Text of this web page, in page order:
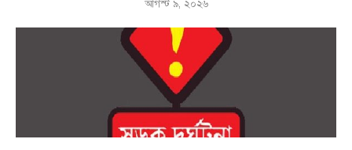
আগস্ট ৯, ২০২৬